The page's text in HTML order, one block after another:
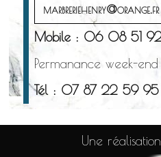
marbreriehenry@orange.fr
Mobile : 06 08 51
Permanance week-end
Tél : 07 87 22 59 95
Une